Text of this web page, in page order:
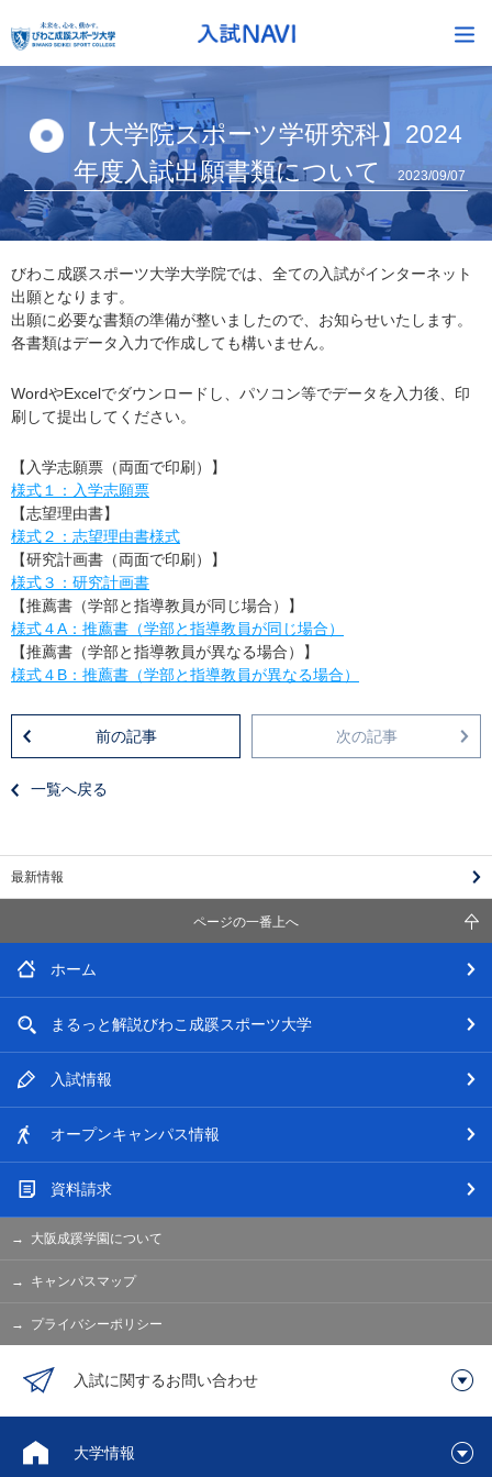
【大学院スポーツ学研究科】2024
年度入試出願書類について
2023/09/07
びわこ成蹊スポーツ大学大学院では、全ての入試がインターネット
出願となります。
出願に必要な書類の準備が整いましたので、お知らせいたします。
各書類はデータ入力で作成しても構いません。
WordやExcelでダウンロードし、パソコン等でデータを入力後、印
刷して提出してください。
【入学志願票（両面で印刷）】
様式１：入学志願票
【志望理由書】
様式２：志望理由書様式
【研究計画書（両面で印刷）】
様式３：研究計画書
【推薦書（学部と指導教員が同じ場合）】
様式４A：推薦書（学部と指導教員が同じ場合）
【推薦書（学部と指導教員が異なる場合）】
様式４B：推薦書（学部と指導教員が異なる場合）
前の記事 次の記事
一覧へ戻る
最新情報
ページの一番上へ
ホーム
まるっと解説びわこ成蹊スポーツ大学
入試情報
オープンキャンパス情報
資料請求
大阪成蹊学園について
キャンパスマップ
プライバシーポリシー
入試に関するお問い合わせ
大学情報